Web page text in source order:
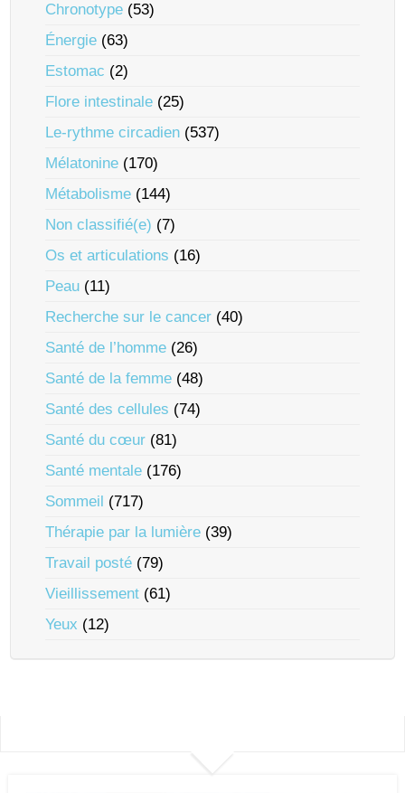
Chronotype (53)
Énergie (63)
Estomac (2)
Flore intestinale (25)
Le-rythme circadien (537)
Mélatonine (170)
Métabolisme (144)
Non classifié(e) (7)
Os et articulations (16)
Peau (11)
Recherche sur le cancer (40)
Santé de l’homme (26)
Santé de la femme (48)
Santé des cellules (74)
Santé du cœur (81)
Santé mentale (176)
Sommeil (717)
Thérapie par la lumière (39)
Travail posté (79)
Vieillissement (61)
Yeux (12)